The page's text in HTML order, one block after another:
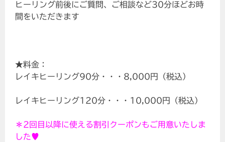
ヒーリング前後にご質問、ご相談など30分ほどお時
間をいただきます
★料金：
レイキヒーリング90分・・・8,000円（税込）
レイキヒーリング120分・・・10,000円（税込）
＊2回目以降に使える割引クーポンもご用意いたしま
した♥